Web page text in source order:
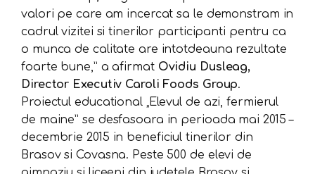
valori pe care am incercat sa le demonstram in
cadrul vizitei si tinerilor participanti pentru ca
o munca de calitate are intotdeauna rezultate
foarte bune,” a afirmatOvidiu Dusleag,
Director Executiv Caroli Foods Group.
Proiectul educational „Elevul de azi, fermierul
de maine” se desfasoara in perioada mai 2015 –
decembrie 2015 in beneficiul tinerilor din
Brasov si Covasna. Peste 500 de elevi de